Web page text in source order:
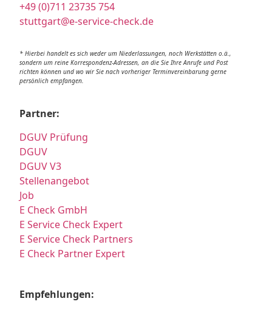
+49 (0)711 23735 754
stuttgart@e-service-check.de
* Hierbei handelt es sich weder um Niederlassungen, noch Werkstätten o.ä.,
sondern um reine Korrespondenz-Adressen, an die Sie Ihre Anrufe und Post
richten können und wo wir Sie nach vorheriger Terminvereinbarung gerne
persönlich empfangen.
Partner:
DGUV Prüfung
DGUV
DGUV V3
Stellenangebot
Job
E Check GmbH
E Service Check Expert
E Service Check Partners
E Check Partner Expert
Empfehlungen: